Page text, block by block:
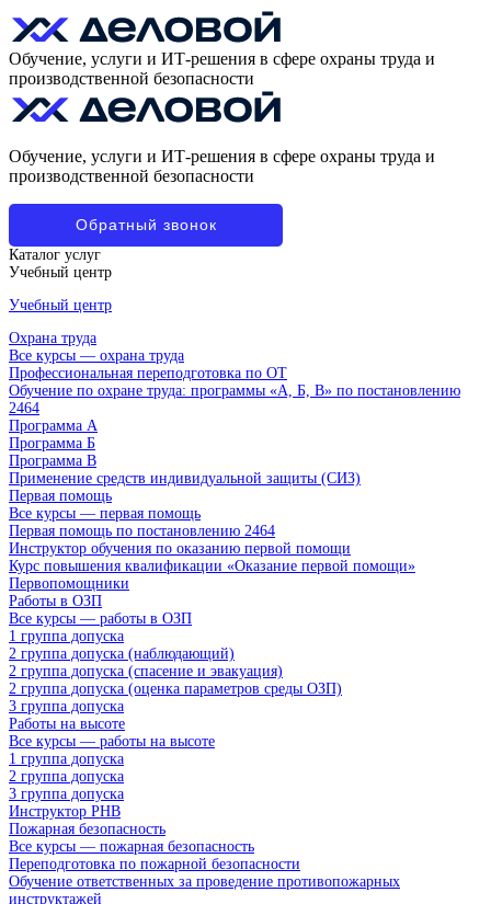
Обучение, услуги и ИТ-решения в сфере охраны труда и
производственной безопасности
Обучение, услуги и ИТ-решения в сфере охраны труда и
производственной безопасности
Обратный звонок
Каталог услуг
Учебный центр
Учебный центр
Охрана труда
Все курсы — охрана труда
Профессиональная переподготовка по ОТ
Обучение по охране труда: программы «А, Б, В» по постановлению
2464
Программа А
Программа Б
Программа В
Применение средств индивидуальной защиты (СИЗ)
Первая помощь
Все курсы — первая помощь
Первая помощь по постановлению 2464
Инструктор обучения по оказанию первой помощи
Курс повышения квалификации «Оказание первой помощи»
Первопомощники
Работы в ОЗП
Все курсы — работы в ОЗП
1 группа допуска
2 группа допуска (наблюдающий)
2 группа допуска (спасение и эвакуация)
2 группа допуска (оценка параметров среды ОЗП)
3 группа допуска
Работы на высоте
Все курсы — работы на высоте
1 группа допуска
2 группа допуска
3 группа допуска
Инструктор РНВ
Пожарная безопасность
Все курсы — пожарная безопасность
Переподготовка по пожарной безопасности
Обучение ответственных за проведение противопожарных
инструктажей